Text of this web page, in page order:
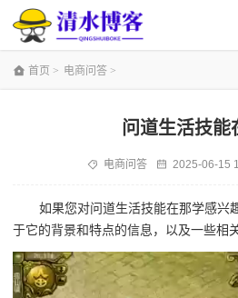
首页 > 电商问答 >
问道生活技能
电商问答 2025-06-15
如果您对问道生活技能在那学感兴
于它的背景和特点的信息，以及一些相